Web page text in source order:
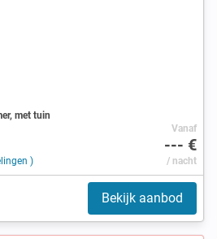
met tuin
)
Vanaf
--- €
/ nacht
Bekijk aanbod